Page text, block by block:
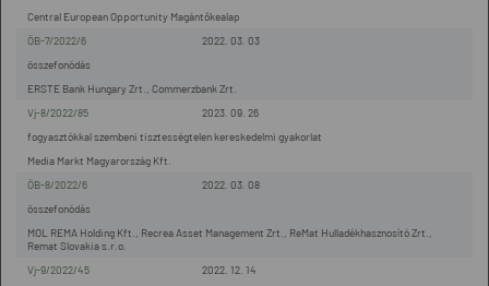
Central European Opportunity Magántőkealap
2022. 03. 03
ÖB-7/2022/6
ERSTE Bank Hungary Zrt., Commerzbank Zrt.
összefonódás
2023. 09. 26
Vj-8/2022/85
Media Markt Magyarország Kft.
fogyasztókkal szembeni tisztességtelen kereskedelmi gyakorlat
2022. 03. 08
ÖB-8/2022/6
MOL REMA Holding Kft., Recrea Asset Management Zrt., ReMat Hulladékhasznosító Zrt.,
Remat Slovakia s.r.o.
összefonódás
2022. 12. 14
Vj-9/2022/45